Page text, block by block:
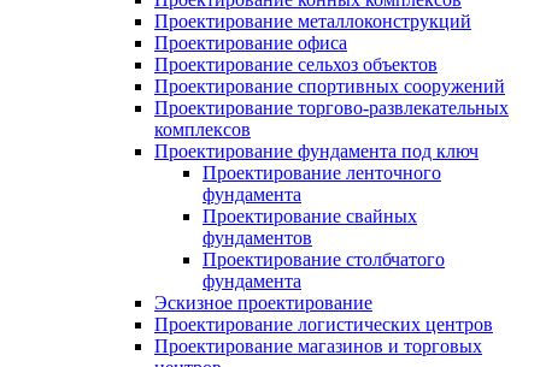
Проектирование металлоконструкций
Проектирование офиса
Проектирование сельхоз объектов
Проектирование спортивных сооружений
Проектирование торгово-развлекательных
комплексов
Проектирование фундамента под ключ
Проектирование ленточного
фундамента
Проектирование свайных
фундаментов
Проектирование столбчатого
фундамента
Эскизное проектирование
Проектирование логистических центров
Проектирование магазинов и торговых